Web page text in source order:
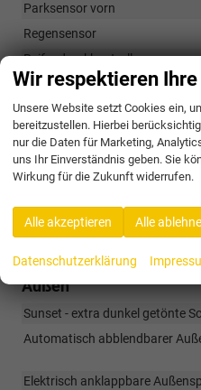
Parksensor vorn
Regensensor
Reifendruckkontrolle
Rückfahrkamera
Seitenairbags hinten
Seitenairbags vorn
Spurhalteassistent
Tempomat mit
Verkehrszeichenerkennung
Zentralverriegelung mit
Außen
Sunset - extra dunkel getönte
Automatisch abblendbarer
Elektrisch anklappbare
Wir respektieren
Unsere Website setzt Cookies ein,
bereitzustellen. Hierbei
nur die Daten für Marketing,
uns Ihr Einverständnis geben. Sie
Wirkung für die Zukunft widerrufen.
Alle akzeptieren Alle
Datenschutzerklärung